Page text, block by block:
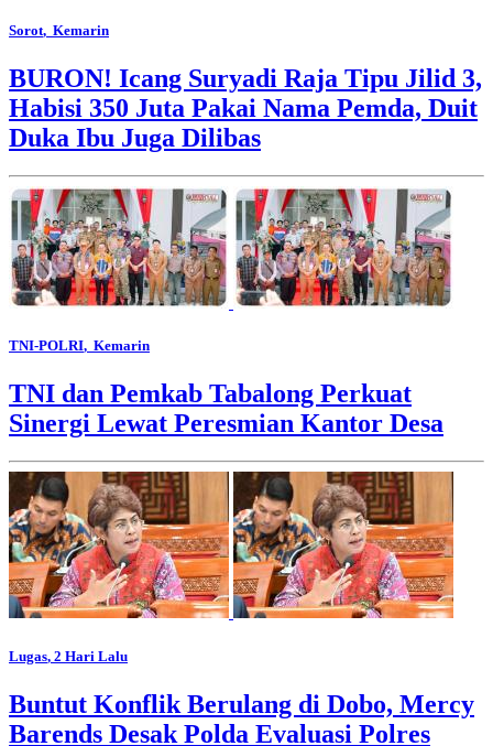
Sorot, Kemarin
BURON! Icang Suryadi Raja Tipu Jilid 3,
Habisi 350 Juta Pakai Nama Pemda, Duit
Duka Ibu Juga Dilibas
TNI-POLRI, Kemarin
TNI dan Pemkab Tabalong Perkuat
Sinergi Lewat Peresmian Kantor Desa
Lugas, 2 Hari Lalu
Buntut Konflik Berulang di Dobo, Mercy
Barends Desak Polda Evaluasi Polres